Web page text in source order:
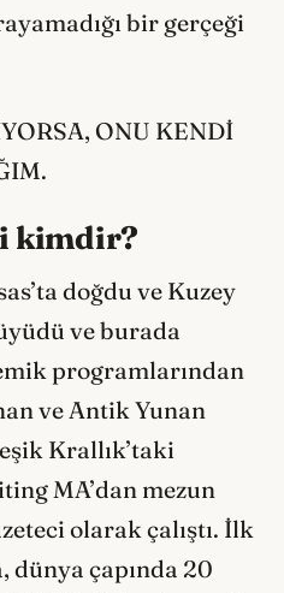
bir gerçeği
ONU KENDİ
kimdir?
doğdu ve Kuzey
ve burada
programlarından
ve Antik Yunan
Krallık’taki
MA’dan mezun
olarak çalıştı. İlk
dünya çapında 20